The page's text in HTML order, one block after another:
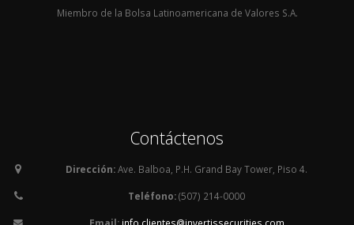
Miembro de la Bolsa Latinoamericana de Valores S.A.
Contáctenos
Dirección:Ave. Balboa, P.H. Grand Bay Tower, Piso 4.
Teléfono:(507) 214-0000